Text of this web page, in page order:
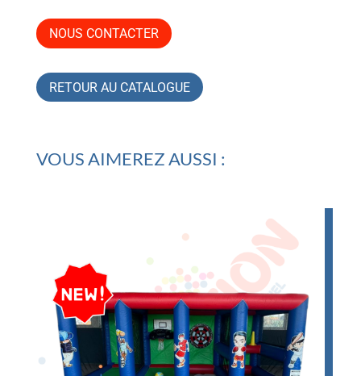
NOUS CONTACTER
RETOUR AU CATALOGUE
VOUS AIMEREZ AUSSI :